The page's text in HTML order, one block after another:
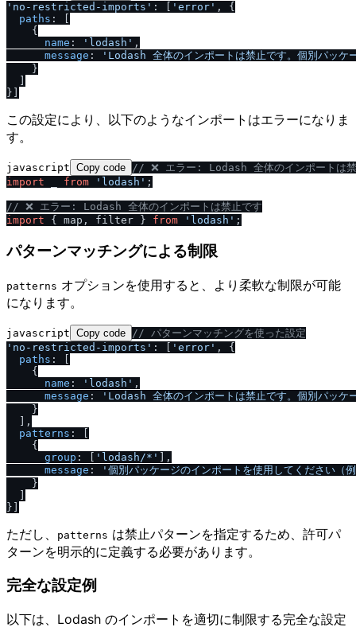
'no-restricted-imports' : [ 'error' , {
paths : [
    {
name : 'lodash' ,
message :
'Lodash 全体のインポートは禁止です。個別パッ
    }
この設定により、以下のようなインポートはエラーになりま
す。
javascript Copy code // ❌ エラー: Lodash 全体のインポートは
import
from 'lodash' ;
// ❌ エラー: Lodash 全体のインポートは禁止です
import { map, filter } from 'lodash'
パターンマッチングによる制限
patterns オプションを使用すると、より柔軟な制限が可能
になります。
javascript Copy code / / パターンマッチングを使った設定
'no-restricted-imports' : [ 'error' , {
paths : [
    {
name : 'lodash' ,
message :
'Lodash 全体のインポートは禁止です。個別パッケ
    }
  ],
patterns : [
    {
group : [ 'lodash /*' ],
message :
'個別パッケージのインポートを使用してくださ
    }
  ]
ただし、 patterns は禁止パターンを指定するため、許可パ
ターンを明示的に定義する必要があります。
完全な設定例
以下は、Lodash のインポートを適切に制限する完全な設定